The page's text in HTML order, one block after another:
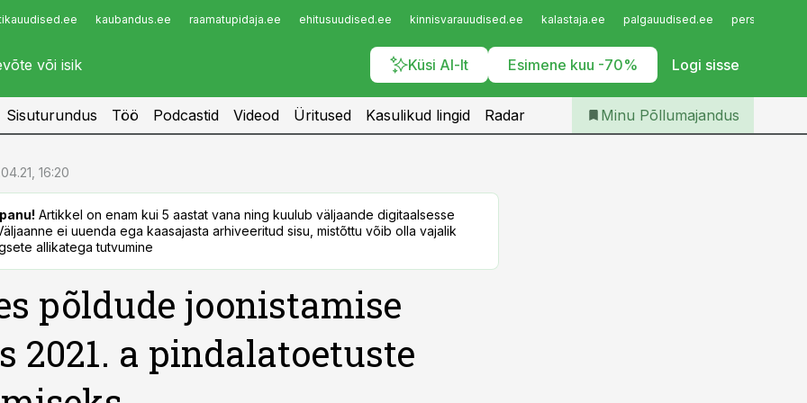
kaubandus.ee raamatupidaja.ee ehitusuudised.ee kinnisvarauudised.ee kalastaja.ee palgauudised.ee
Küsi AI-lt Esimene kuu -70% Logi sisse
Infopank
Iseteenindus
Telli Põllumajandus
Sisuturundus Töö Podcastid Videod Üritused Kasulikud lingid Radar Minu Põllumajandus
16:20
Artikkel on enam kui 5 aastat vana ning kuulub väljaande digitaalsesse
ei uuenda ega kaasajasta arhiveeritud sisu, mistõttu võib olla vajalik
allikatega tutvumine
põldude joonistamise
2021. a pindalatoetuste